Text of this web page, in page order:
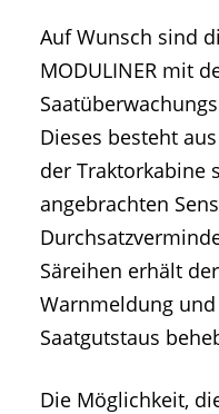
Auf Wunsch sind
MODULINER mit
Dieses besteht
der Traktorkabine
angebrachten
Säreihen erhält
Warnmeldung
Saatgutstaus
Die Möglichkeit,